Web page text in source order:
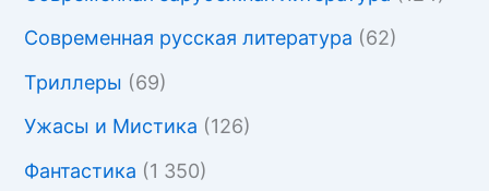
Современная русская литература (62)
Триллеры (69)
Ужасы и Мистика (126)
Фантастика (1 350)